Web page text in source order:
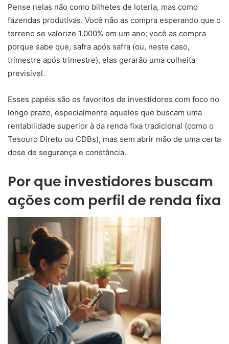
Pense nelas não como bilhetes de loteria, mas como
fazendas produtivas. Você não as compra esperando que o
terreno se valorize 1.000% em um ano; você as compra
porque sabe que, safra após safra (ou, neste caso,
trimestre após trimestre), elas gerarão uma colheita
previsível.
Esses papéis são os favoritos de investidores com foco no
longo prazo, especialmente aqueles que buscam uma
rentabilidade superior à da renda fixa tradicional (como o
Tesouro Direto ou CDBs), mas sem abrir mão de uma certa
dose de segurança e constância.
Por que investidores buscam
ações com perfil de renda fixa